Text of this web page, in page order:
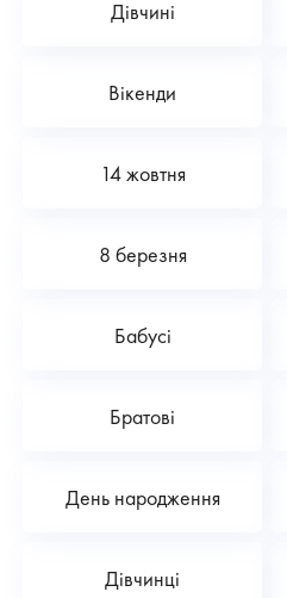
Дівчині
Вікенди
14 жовтня
8 березня
Бабусі
Братові
День народження
Дівчинці